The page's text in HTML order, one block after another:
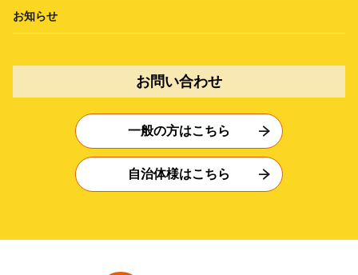
お知らせ
お問い合わせ
一般の方はこちら
自治体様はこちら